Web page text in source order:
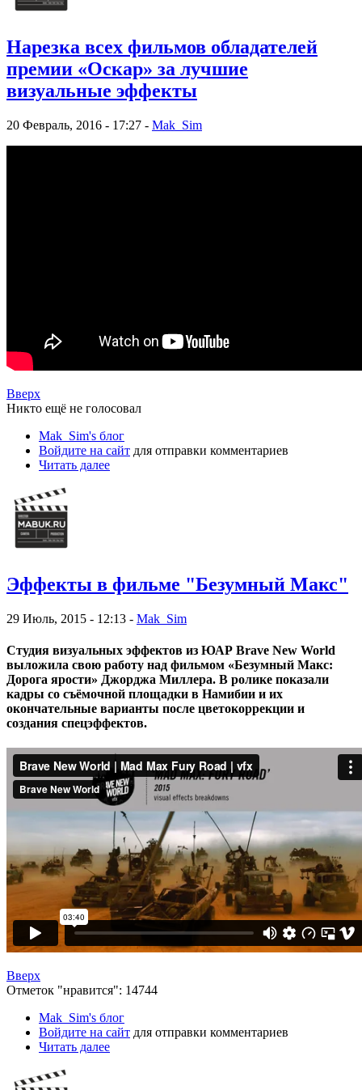
Нарезка всех фильмов обладателей
премии «Оскар» за лучшие
визуальные эффекты
20 Февраль, 2016 - 17:27 - Mak_Sim
Вверх
Никто ещё не голосовал
Mak_Sim's блог
Войдите на сайт для отправки комментариев
Читать далее
Эффекты в фильме "Безумный Макс"
29 Июль, 2015 - 12:13 - Mak_Sim
Студия визуальных эффектов из ЮАР Brave New World
выложила свою работу над фильмом «Безумный Макс:
Дорога ярости» Джорджа Миллера. В ролике показали
кадры со съёмочной площадки в Намибии и их
окончательные варианты после цветокоррекции и
создания спецэффектов.
Вверх
Отметок "нравится": 14744
Mak_Sim's блог
Войдите на сайт для отправки комментариев
Читать далее